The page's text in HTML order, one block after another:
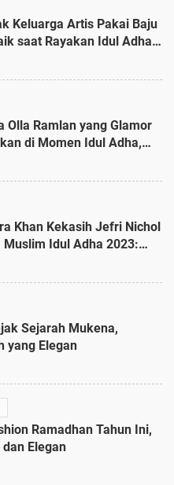
Keluarga Artis Pakai Baju
saat Rayakan Idul Adha
Olla Ramlan yang Glamor
di Momen Idul Adha,
Khan Kekasih Jefri Nichol
Muslim Idul Adha 2023:
Sejarah Mukena,
yang Elegan
Ramadhan Tahun Ini,
Elegan